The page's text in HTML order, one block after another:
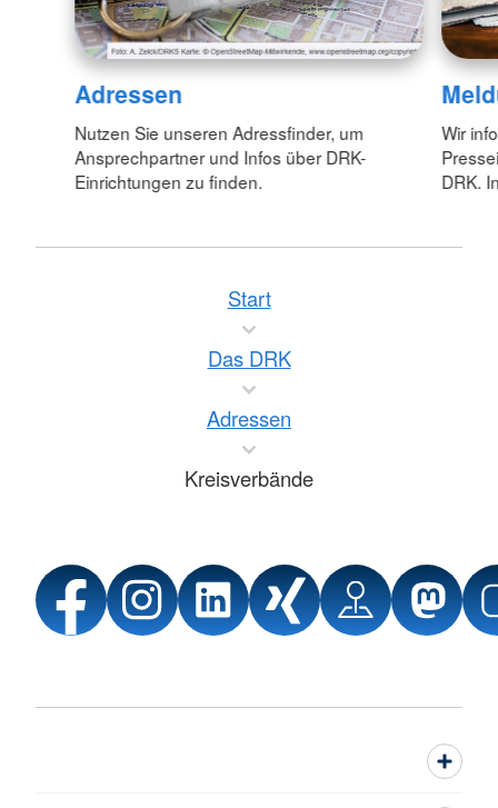
Adressen
Nutzen Sie unseren Adressfinder, um
Ansprechpartner und Infos über DRK-
Einrichtungen zu finden.
Wir
DRK.
Start
Das DRK
Adressen
Kreisverbände